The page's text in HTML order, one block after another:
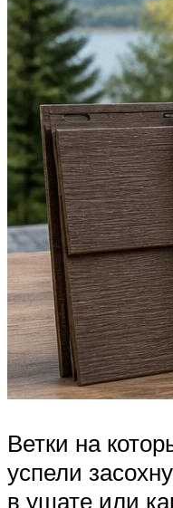
Ветки на
успели
в ушате или